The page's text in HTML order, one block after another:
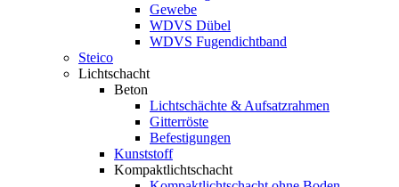
Gewebe
WDVS Dübel
WDVS Fugendichtband
Steico
Lichtschacht
Beton
Lichtschächte & Aufsatzrahmen
Gitterröste
Befestigungen
Kunststoff
Kompaktlichtschacht